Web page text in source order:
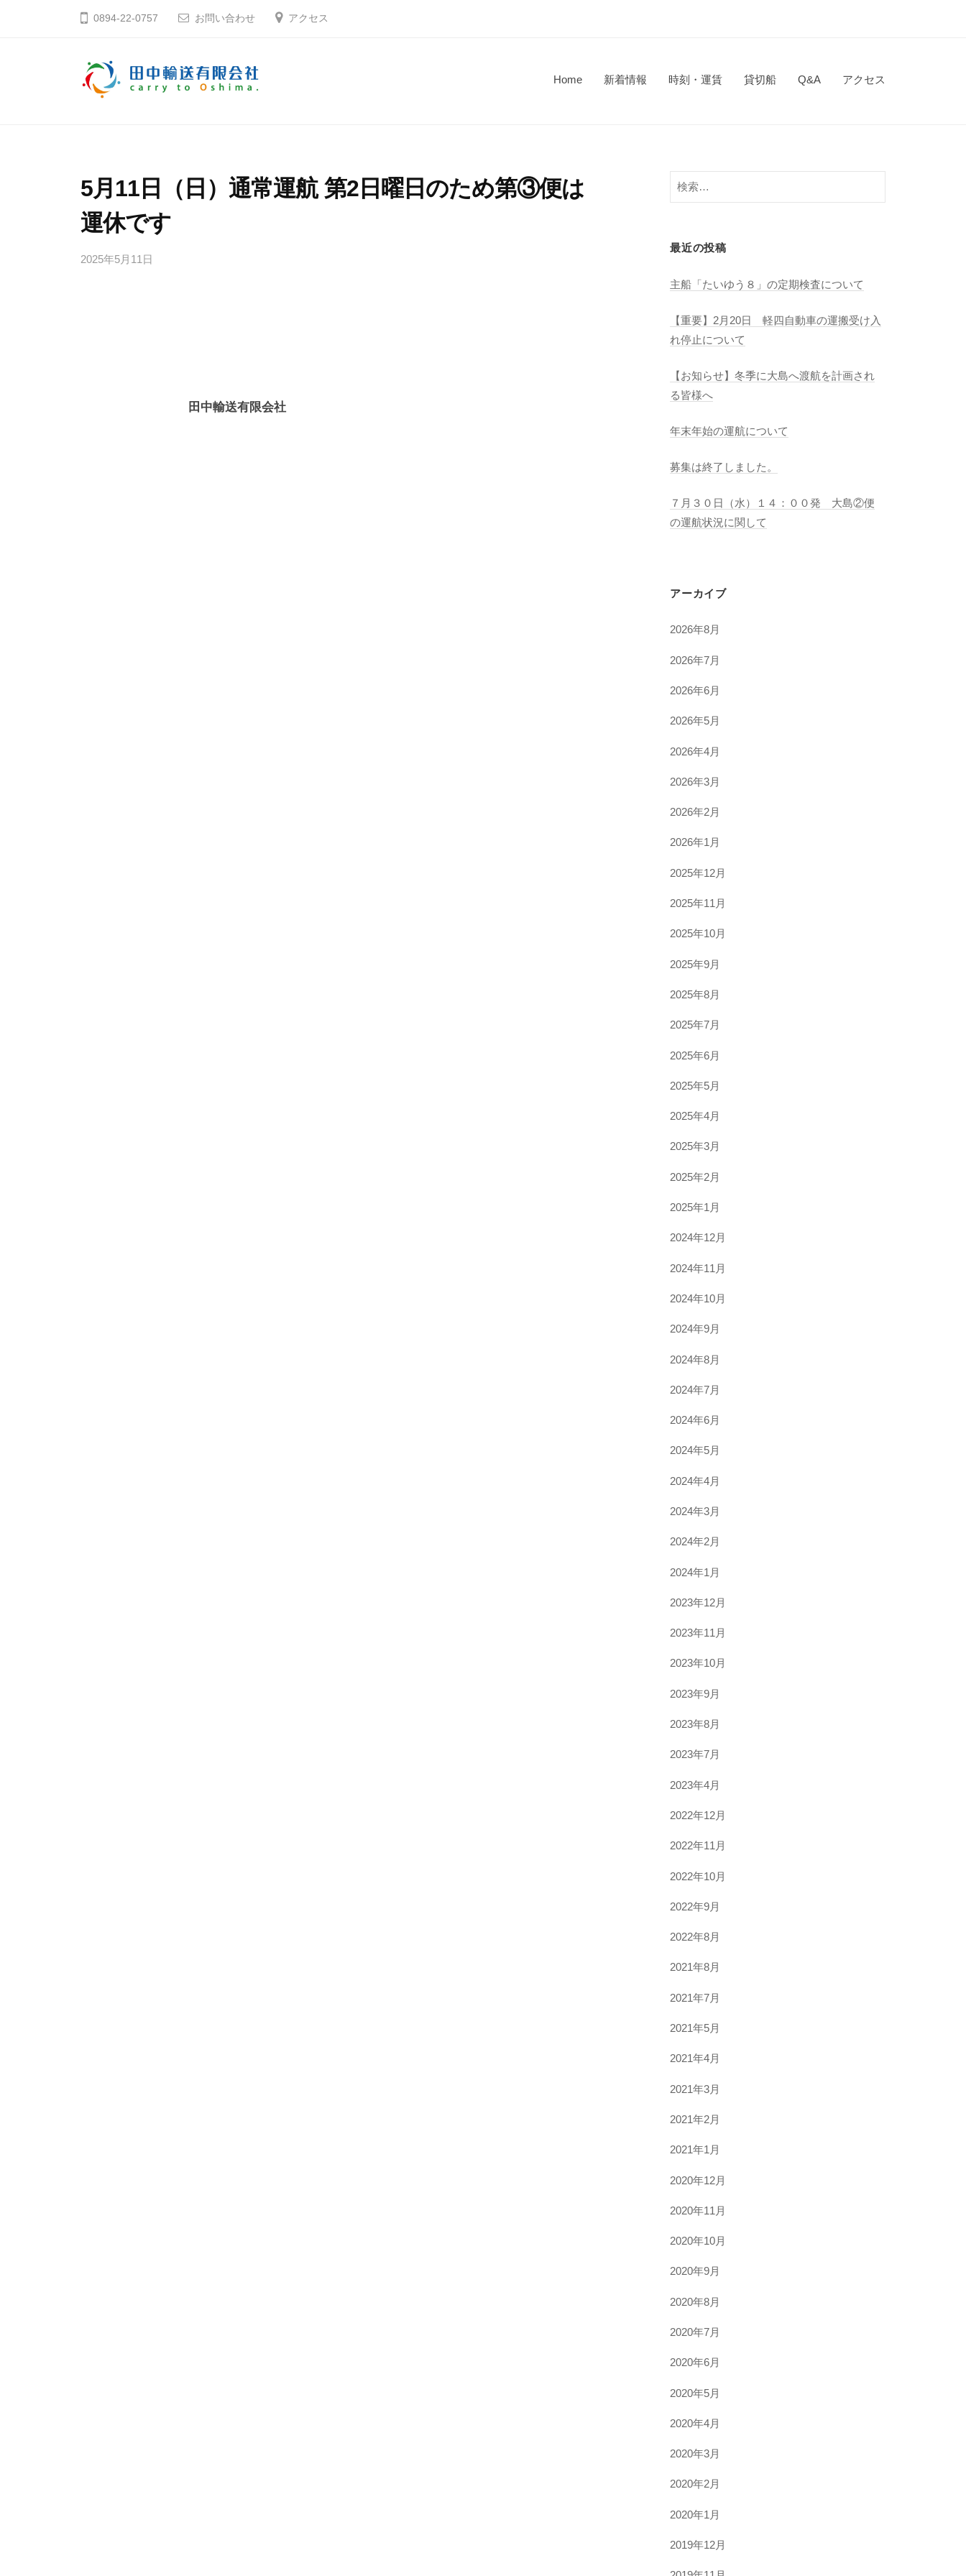
0894-22-0757 お問い合わせ アクセス
送
有
限
会
島
へ
行
こ
Home 新着情報 時刻・運賃 貸切船 Q&A アクセス
5月11日（日）通常運航 第2日曜日のため第③便は
運休です
2025年5月11日
田中輸送有限会社
検
索:
最近の投稿
主船「たいゆう８」の定期検査について
【重要】2月20日 軽四自動車の運搬受け入
れ停止について
【お知らせ】冬季に大島へ渡航を計画され
る皆様へ
年末年始の運航について
募集は終了しました。
７月３０日（水）１４：００発 大島②便
の運航状況に関して
アーカイブ
2026年8月
2026年7月
2026年6月
2026年5月
2026年4月
2026年3月
2026年2月
2026年1月
2025年12月
2025年11月
2025年10月
2025年9月
2025年8月
2025年7月
2025年6月
2025年5月
2025年4月
2025年3月
2025年2月
2025年1月
2024年12月
2024年11月
2024年10月
2024年9月
2024年8月
2024年7月
2024年6月
2024年5月
2024年4月
2024年3月
2024年2月
2024年1月
2023年12月
2023年11月
2023年10月
2023年9月
2023年8月
2023年7月
2023年4月
2022年12月
2022年11月
2022年10月
2022年9月
2022年8月
2021年8月
2021年7月
2021年5月
2021年4月
2021年3月
2021年2月
2021年1月
2020年12月
2020年11月
2020年10月
2020年9月
2020年8月
2020年7月
2020年6月
2020年5月
2020年4月
2020年3月
2020年2月
2020年1月
2019年12月
中
送
有